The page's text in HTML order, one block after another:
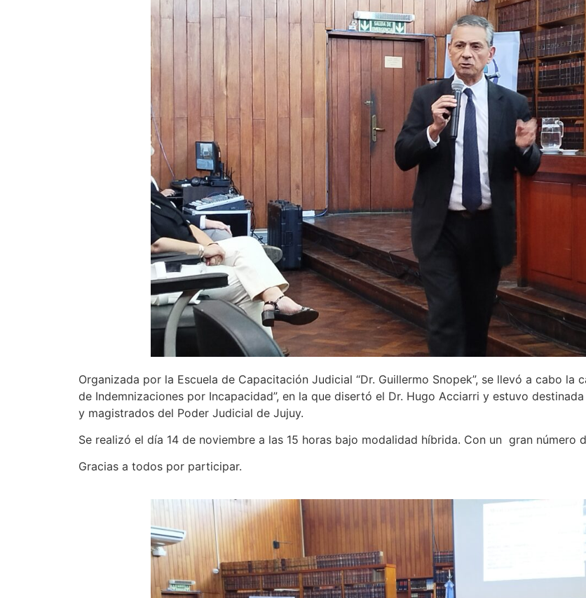
Organizada por la Escuela de Capacitación Judicial “Dr. Guillermo Snopek”, se llevó a cabo la
de Indemnizaciones por Incapacidad”, en la que disertó el Dr. Hugo Acciarri y estuvo
y magistrados del Poder Judicial de Jujuy.
Se realizó el día 14 de noviembre a las 15 horas bajo modalidad híbrida. Con un gran número
Gracias a todos por participar.